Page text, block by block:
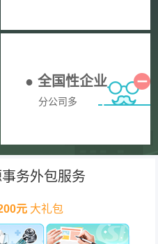
● 全国性企业
分公司多
务外包服务
元 大礼包